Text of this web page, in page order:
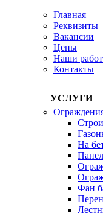
Главная
Реквизиты
Вакансии
Цены
Наши
Контакты
УСЛУГИ
На
Фан